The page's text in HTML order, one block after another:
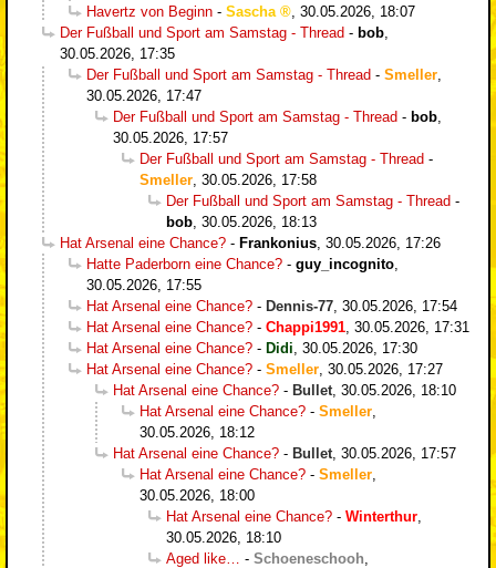
Havertz von Beginn - Sascha
30.05.2026, 18:07
Der Fußball und Sport am Samstag - Thread - bob
30.05.2026, 17:35
Der Fußball und Sport am Samstag - Thread - Smeller
30.05.2026, 17:47
Der Fußball und Sport am Samstag - Thread - bob
30.05.2026, 17:57
Der Fußball und Sport am Samstag - Thread -
Smeller 30.05.2026, 17:58
Der Fußball und Sport am Samstag - Thread -
bob 30.05.2026, 18:13
Hat Arsenal eine Chance? - Frankonius 30.05.2026, 17:26
Hatte Paderborn eine Chance? - guy_incognito
30.05.2026, 17:55
Hat Arsenal eine Chance? - Dennis-77 30.05.2026, 17:54
Hat Arsenal eine Chance? - Chappi1991 30.05.2026, 17:31
Hat Arsenal eine Chance? - Didi 30.05.2026, 17:30
Hat Arsenal eine Chance? - Smeller 30.05.2026, 17:27
Hat Arsenal eine Chance? - Bullet 30.05.2026, 18:10
Hat Arsenal eine Chance? - Smeller
30.05.2026, 18:12
Hat Arsenal eine Chance? - Bullet 30.05.2026, 17:57
Hat Arsenal eine Chance? - Smeller
30.05.2026, 18:00
Hat Arsenal eine Chance? - Winterthur
30.05.2026, 18:10
Aged like…
- Schoeneschooh